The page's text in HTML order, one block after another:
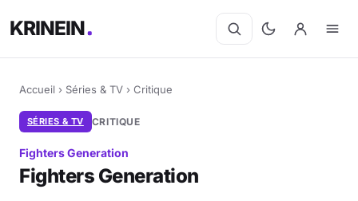
KRINEIN
Accueil › Séries & TV › Critique
SÉRIES & TV CRITIQUE
Fighters Generation
Fighters Generation